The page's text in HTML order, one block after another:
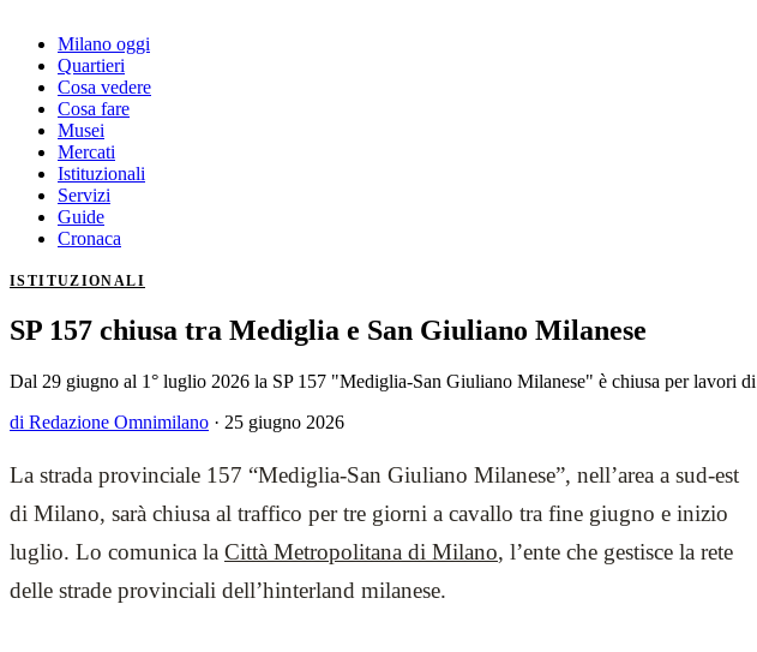
Milano oggi
Quartieri
Cosa vedere
Cosa fare
Musei
Mercati
Istituzionali
Servizi
Guide
Cronaca
ISTITUZIONALI
SP 157 chiusa tra Mediglia e San Giuliano Milanese
Dal 29 giugno al 1° luglio 2026 la SP 157 "Mediglia-San Giuliano Milanese" è chiusa per lavori
di Redazione Omnimilano · 25 giugno 2026
La strada provinciale 157 “Mediglia-San Giuliano Milanese”, nell’area a sud-est
di Milano, sarà chiusa al traffico per tre giorni a cavallo tra fine giugno e inizio
luglio. Lo comunica la Città Metropolitana di Milano, l’ente che gestisce la rete
delle strade provinciali dell’hinterland milanese.